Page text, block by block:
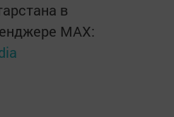
в
MАХ: